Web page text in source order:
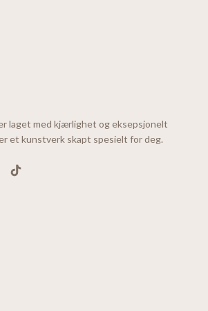
laget med kjærlighet og eksepsjonelt
et kunstverk skapt spesielt for deg.